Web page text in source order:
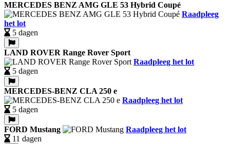
MERCEDES BENZ AMG GLE 53 Hybrid Coupé
Raadpleeg
het lot
5 dagen
LAND ROVER Range Rover Sport
Raadpleeg het lot
5 dagen
MERCEDES-BENZ CLA 250 e
Raadpleeg het lot
5 dagen
FORD Mustang
Raadpleeg het lot
11 dagen